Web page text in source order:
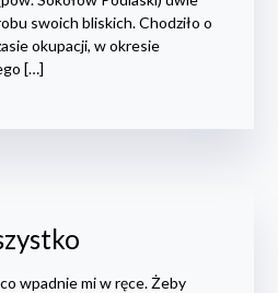
swoich bliskich. Chodziło o
okupacji, w okresie
[…]
wpadnie mi w ręce. Żeby